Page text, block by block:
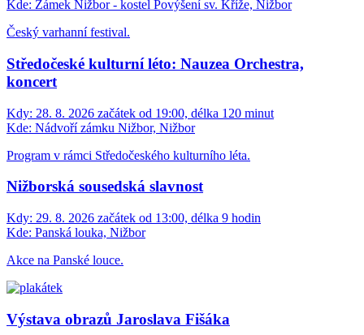
Kde: Zámek Nižbor - kostel Povýšení sv. Kříže, Nižbor
Český varhanní festival.
Středočeské kulturní léto: Nauzea Orchestra,
koncert
Kdy: 28. 8. 2026 začátek od 19:00, délka 120 minut
Kde: Nádvoří zámku Nižbor, Nižbor
Program v rámci Středočeského kulturního léta.
Nižborská sousedská slavnost
Kdy: 29. 8. 2026 začátek od 13:00, délka 9 hodin
Kde: Panská louka, Nižbor
Akce na Panské louce.
Výstava obrazů Jaroslava Fišáka